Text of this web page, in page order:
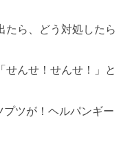
ら、どう対処したら
んせ！せんせ！」と
ツが！ヘルパンギー